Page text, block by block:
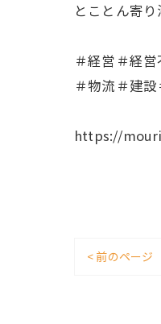
とことん寄
＃経営＃経
＃物流＃建
https://
< 前のページ